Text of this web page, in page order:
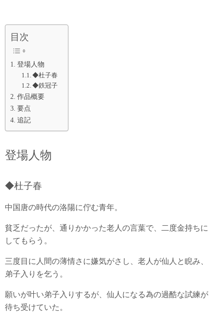
目次
登場人物
◆杜子春
◆鉄冠子
作品概要
要点
追記
登場人物
◆杜子春
中国唐の時代の洛陽に佇む青年。
貧乏だったが、通りかかった老人の言葉で、二度金持ちに
してもらう。
三度目に人間の薄情さに嫌気がさし、老人が仙人と睨み、
弟子入りを乞う。
願いが叶い弟子入りするが、仙人になる為の過酷な試練が
待ち受けていた。